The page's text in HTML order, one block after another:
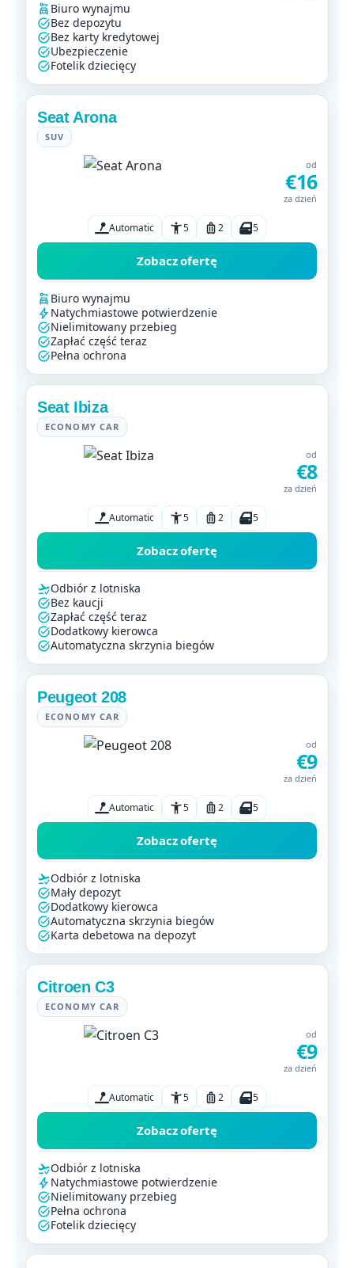
Biuro wynajmu
Bez depozytu
Bez karty kredytowej
Ubezpieczenie
Fotelik dziecięcy
Seat Arona
SUV
od
€16
za dzień
Automatic 5 2 5
Zobacz ofertę
Biuro wynajmu
Natychmiastowe potwierdzenie
Nielimitowany przebieg
Zapłać część teraz
Pełna ochrona
Seat Ibiza
ECONOMY CAR
od
€8
za dzień
Automatic 5 2 5
Zobacz ofertę
Odbiór z lotniska
Bez kaucji
Zapłać część teraz
Dodatkowy kierowca
Automatyczna skrzynia biegów
Peugeot 208
ECONOMY CAR
od
€9
za dzień
Automatic 5 2 5
Zobacz ofertę
Odbiór z lotniska
Mały depozyt
Dodatkowy kierowca
Automatyczna skrzynia biegów
Karta debetowa na depozyt
Citroen C3
ECONOMY CAR
od
€9
za dzień
Automatic 5 2 5
Zobacz ofertę
Odbiór z lotniska
Natychmiastowe potwierdzenie
Nielimitowany przebieg
Pełna ochrona
Fotelik dziecięcy